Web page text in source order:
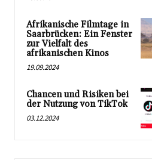
Afrikanische Filmtage in
Saarbrücken: Ein Fenster
zur Vielfalt des
afrikanischen Kinos
19.09.2024
Chancen und Risiken bei
der Nutzung von TikTok
03.12.2024